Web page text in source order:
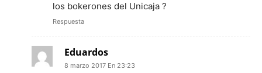
los bokerones del Unicaja ?
Respuesta
Eduardos
8 marzo 2017 En 23:23